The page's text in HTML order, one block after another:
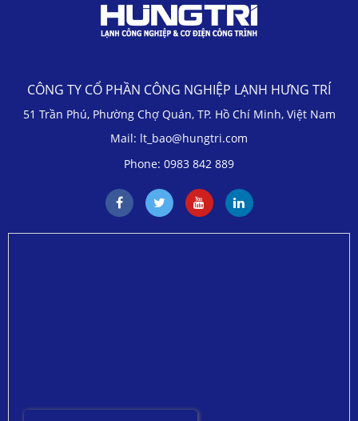
CÔNG TY CỔ PHẦN CÔNG NGHIỆP LẠNH HƯNG TRÍ
51 Trần Phú, Phường Chợ Quán, TP. Hồ Chí Minh, Việt Nam
Mail: lt_bao@hungtri.com
Phone: 0983 842 889